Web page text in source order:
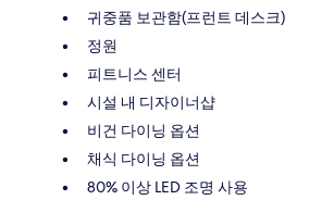
귀중품 보관함(프런트 데스크)
정원
피트니스 센터
시설 내 디자이너샵
비건 다이닝 옵션
채식 다이닝 옵션
80% 이상 LED 조명 사용